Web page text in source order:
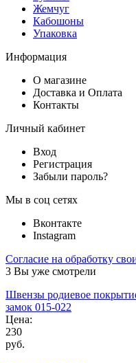
Жемчуг
Кабошоны
Упаковка
Информация
О магазине
Доставка и Оплата
Контакты
Личный кабинет
Вход
Регистрация
Забыли пароль?
Мы в соц сетях
Вконтакте
Instagram
Согласие на обработку
3 Вы уже смотрели
Швензы родиевое
замок 015-022
Цена:
230
руб.